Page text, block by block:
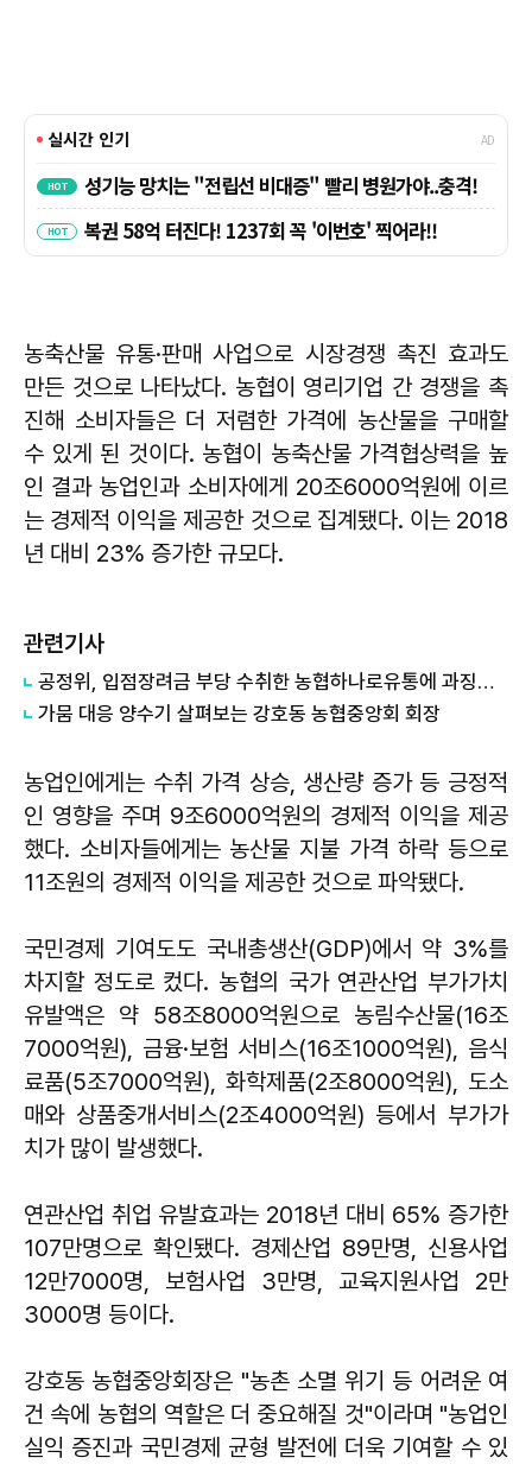
농축산물 유통·판매 사업으로 시장경쟁 촉진 효과도
만든 것으로 나타났다. 농협이 영리기업 간 경쟁을 촉
진해 소비자들은 더 저렴한 가격에 농산물을 구매할
수 있게 된 것이다. 농협이 농축산물 가격협상력을 높
인 결과 농업인과 소비자에게 20조6000억원에 이르
는 경제적 이익을 제공한 것으로 집계됐다. 이는 2018
년 대비 23% 증가한 규모다.
관련기사
공정위, 입점장려금 부당 수취한 농협하나로유통에 과징금 4.6억원 부과
가뭄 대응 양수기 살펴보는 강호동 농협중앙회 회장
농업인에게는 수취 가격 상승, 생산량 증가 등 긍정적
인 영향을 주며 9조6000억원의 경제적 이익을 제공
했다. 소비자들에게는 농산물 지불 가격 하락 등으로
11조원의 경제적 이익을 제공한 것으로 파악됐다.
국민경제 기여도도 국내총생산(GDP)에서 약 3%를
차지할 정도로 컸다. 농협의 국가 연관산업 부가가치
유발액은 약 58조8000억원으로 농림수산물(16조
7000억원), 금융·보험 서비스(16조1000억원), 음식
료품(5조7000억원), 화학제품(2조8000억원), 도소
매와 상품중개서비스(2조4000억원) 등에서 부가가
치가 많이 발생했다.
연관산업 취업 유발효과는 2018년 대비 65% 증가한
107만명으로 확인됐다. 경제산업 89만명, 신용사업
12만7000명, 보험사업 3만명, 교육지원사업 2만
3000명 등이다.
강호동 농협중앙회장은 "농촌 소멸 위기 등 어려운 여
건 속에 농협의 역할은 더 중요해질 것"이라며 "농업인
실익 증진과 국민경제 균형 발전에 더욱 기여할 수 있